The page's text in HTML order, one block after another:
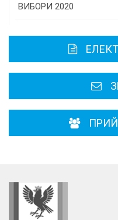
Історична довідка
Районні, міські ради
ВИБОРИ 2020